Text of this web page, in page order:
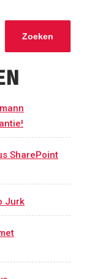
Zoeken
SharePoint
Jurk